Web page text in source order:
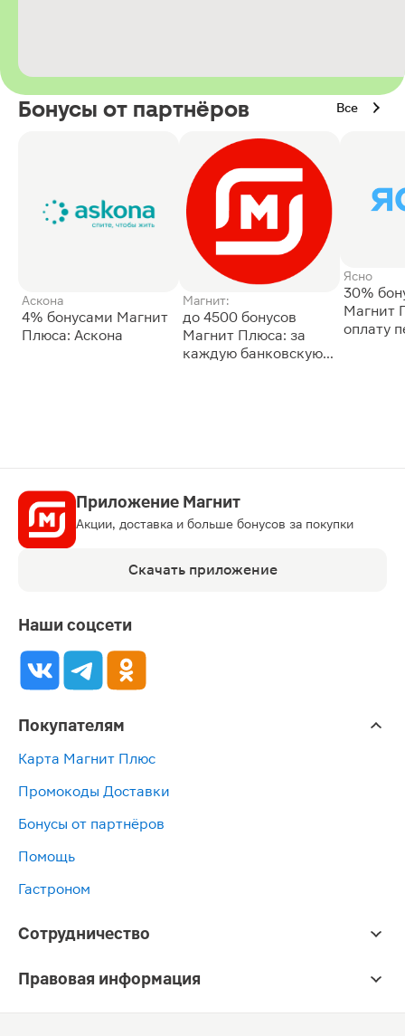
Бонусы от партнёров Все
Аскона
4% бонусами Магнит
Плюса: Аскона
Магнит:
до 4500 бонусов
Магнит Плюса: за
каждую банковскую
Ясно
30%
Магнит
оплату
Приложение Магнит
Акции, доставка и больше бонусов за покупки
Скачать приложение
Наши соцсети
Покупателям
Карта Магнит Плюс
Промокоды Доставки
Бонусы от партнёров
Помощь
Гастроном
Сотрудничество
Правовая информация